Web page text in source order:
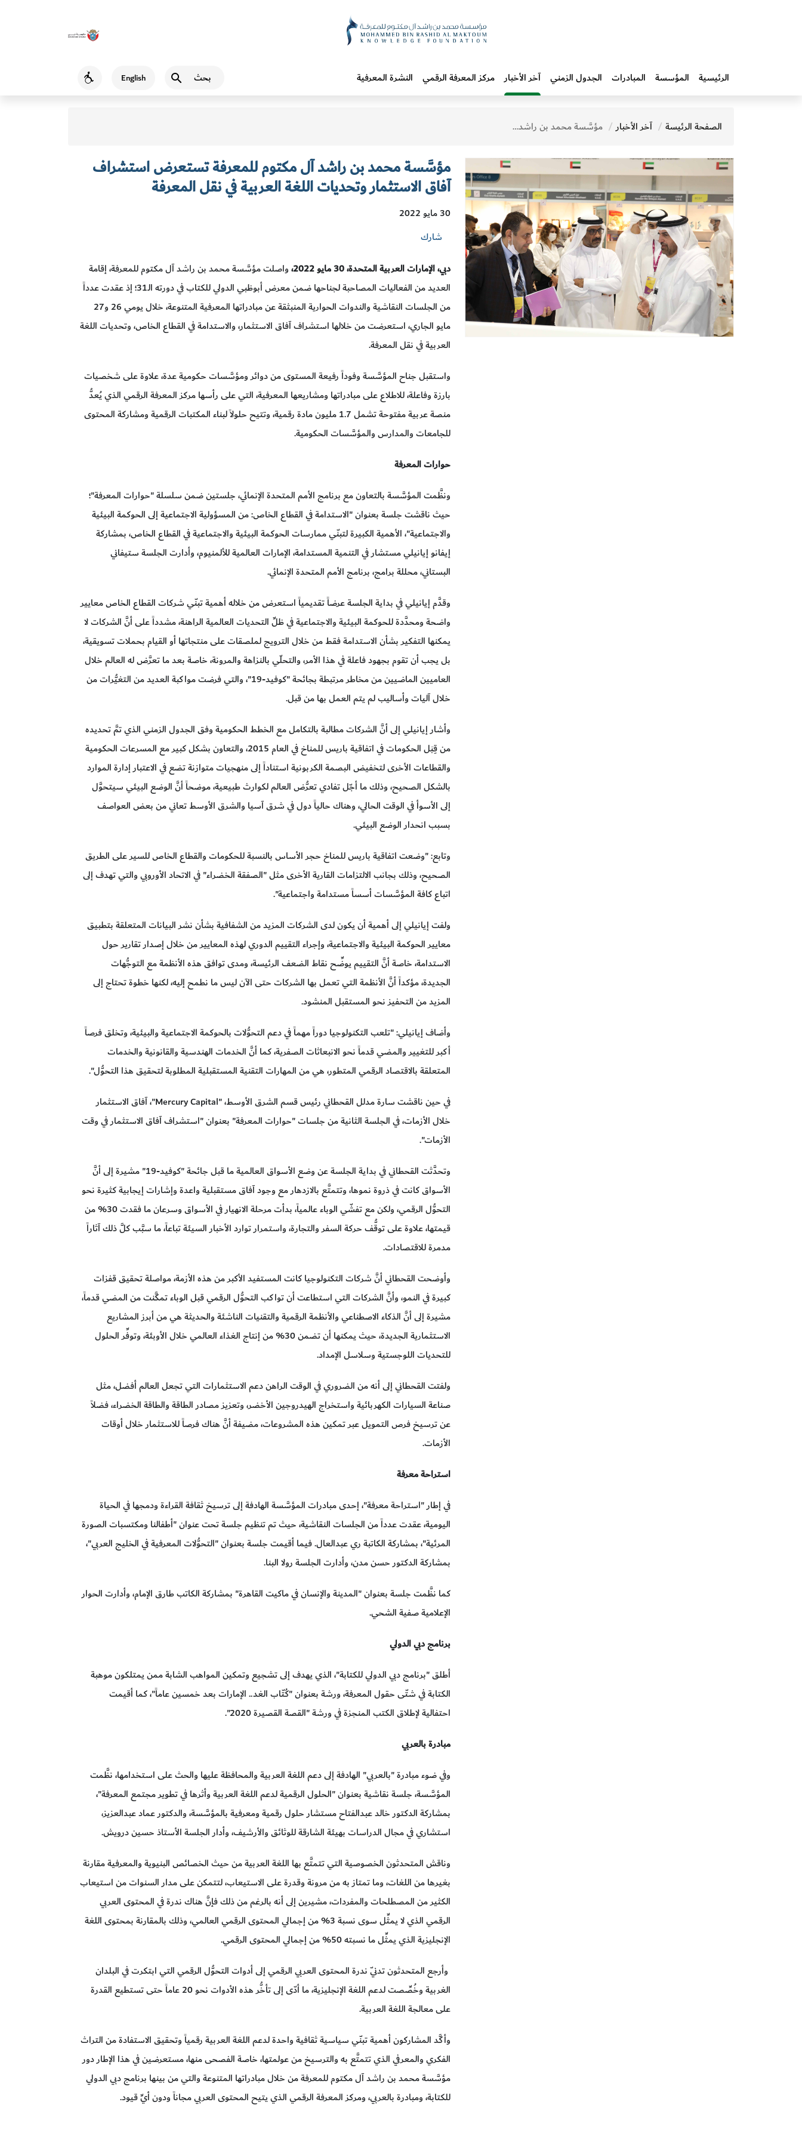
English
Accessibility الرئيسية المؤسسة المبادرات‎ الجدول الزمني آخر الأخبار مركز المعرفة الرقمي النشرة المعرفية
الصفحة الرئيسة آخر الأخبار مؤسَّسة محمد بن راشد آل مكتوم للمعرفة تستعرض استشراف آفاق الاستثمار وتحديات اللغة العربية في نقل المعرفة
مؤسَّسة محمد بن راشد آل مكتوم للمعرفة تستعرض استشراف
آفاق الاستثمار وتحديات اللغة العربية في نقل المعرفة
30 مايو 2022
شارك
دبي،الإمارات العربية المتحدة، 30 مايو 2022،
واصلت مؤسَّسة محمد بن راشد آل مكتوم للمعرفة، إقامة
العديد من الفعاليات المصاحبة لجناحها ضمن معرض أبوظبي الدولي للكتاب في دورته الـ31؛ إذ عقدت عدداً
من الجلسات النقاشية والندوات الحوارية المنبثقة عن مبادراتها المعرفية المتنوعة، خلال يومي 26 و27
مايو الجاري، استعرضت من خلالها استشراف آفاق الاستثمار، والاستدامة في القطاع الخاص، وتحديات اللغة
العربية في نقل المعرفة.
واستقبل جناح المؤسَّسة وفوداً رفيعة المستوى من دوائر ومؤسَّسات حكومية عدة، علاوة على شخصيات
بارزة وفاعلة، للاطلاع على مبادراتها ومشاريعها المعرفية، التي على رأسها مركز المعرفة الرقمي الذي يُعدُّ
منصة عربية مفتوحة تشمل 1.7 مليون مادة رقمية، وتتيح حلولاً لبناء المكتبات الرقمية ومشاركة المحتوى
للجامعات والمدارس والمؤسَّسات الحكومية.
حوارات المعرفة
ونظَّمت المؤسَّسة بالتعاون مع برنامج الأمم المتحدة الإنمائي، جلستين ضمن سلسلة "حوارات المعرفة"؛
حيث ناقشت جلسة بعنوان "الاستدامة في القطاع الخاص: من المسؤولية الاجتماعية إلى الحوكمة البيئية
والاجتماعية"، الأهمية الكبيرة لتبنّي ممارسات الحوكمة البيئية والاجتماعية في القطاع الخاص، بمشاركة
إيفانو إيانيلي مستشار في التنمية المستدامة، الإمارات العالمية للألمنيوم، وأدارت الجلسة ستيفاني
البستاني، محللة برامج، برنامج الأمم المتحدة الإنمائي.
وقدَّم إيانيلي في بداية الجلسة عرضاً تقديمياً استعرض من خلاله أهمية تبنّي شركات القطاع الخاص معايير
واضحة ومحدَّدة للحوكمة البيئية والاجتماعية في ظلِّ التحديات العالمية الراهنة، مشدداً على أنَّ الشركات لا
يمكنها التفكير بشأن الاستدامة فقط من خلال الترويج لملصقات على منتجاتها أو القيام بحملات تسويقية،
بل يجب أن تقوم بجهود فاعلة في هذا الأمر، والتحلّي بالنزاهة والمرونة، خاصة بعد ما تعرَّض له العالم خلال
العاميين الماضيين من مخاطر مرتبطة بجائحة "كوفيد-19"، والتي فرضت مواكبة العديد من التغيُّرات من
خلال آليات وأساليب لم يتم العمل بها من قبل.
وأشار إيانيلي إلى أنَّ الشركات مطالبة بالتكامل مع الخطط الحكومية وفق الجدول الزمني الذي تمَّ تحديده
من قِبَل الحكومات في اتفاقية باريس للمناخ في العام 2015، والتعاون بشكل كبير مع المسرعات الحكومية
والقطاعات الأخرى لتخفيض البصمة الكربونية استناداً إلى منهجيات متوازنة تضع في الاعتبار إدارة الموارد
بالشكل الصحيح، وذلك ما أجّل تفادي تعرُّض العالم لكوارث طبيعية، موضحاً أنَّ الوضع البيئي سيتحوَّل
إلى الأسوأ في الوقت الحالي، وهناك حالياً دول في شرق آسيا والشرق الأوسط تعاني من بعض العواصف
بسبب انحدار الوضع البيئي.
وتابع: "وضعت اتفاقية باريس للمناخ حجر الأساس بالنسبة للحكومات والقطاع الخاص للسير على الطريق
الصحيح، وذلك بجانب الالتزامات القارية الأخرى مثل "الصفقة الخضراء" في الاتحاد الأوروبي والتي تهدف إلى
اتباع كافة المؤسَّسات أسساً مستدامة واجتماعية".
ولفت إيانيلي إلى أهمية أن يكون لدى الشركات المزيد من الشفافية بشأن نشر البيانات المتعلقة بتطبيق
معايير الحوكمة البيئية والاجتماعية، وإجراء التقييم الدوري لهذه المعايير من خلال إصدار تقارير حول
الاستدامة، خاصة أنَّ التقييم يوضِّح نقاط الضعف الرئيسة، ومدى توافق هذه الأنظمة مع التوجُّهات
الجديدة، مؤكداً أنَّ الأنظمة التي تعمل بها الشركات حتى الآن ليس ما نطمح إليه، لكنها خطوة تحتاج إلى
المزيد من التحفيز نحو المستقبل المنشود.
وأضاف إيانيلي: "تلعب التكنولوجيا دوراً مهماً في دعم التحوُّلات بالحوكمة الاجتماعية والبيئية، وتخلق فرصاً
أكبر للتغيير والمضي قدماً نحو الانبعاثات الصفرية، كما أنَّ الخدمات الهندسية والقانونية والخدمات
المتعلقة بالاقتصاد الرقمي المتطور، هي من المهارات التقنية المستقبلية المطلوبة لتحقيق هذا التحوُّل".
في حين ناقشت سارة مدلل القحطاني رئيس قسم الشرق الأوسط، "Mercury Capital"، آفاق الاستثمار
خلال الأزمات، في الجلسة الثانية من جلسات "حوارات المعرفة" بعنوان "استشراف آفاق الاستثمار في وقت
الأزمات".
وتحدَّثت القحطاني في بداية الجلسة عن وضع الأسواق العالمية ما قبل جائحة "كوفيد-19" مشيرة إلى أنَّ
الأسواق كانت في ذروة نموها، وتتمتَّع بالازدهار مع وجود آفاق مستقبلية واعدة وإشارات إيجابية كثيرة نحو
التحوُّل الرقمي، ولكن مع تفشّي الوباء عالمياً، بدأت مرحلة الانهيار في الأسواق وسرعان ما فقدت 30% من
قيمتها، علاوة على توقُّف حركة السفر والتجارة، واستمرار توارد الأخبار السيئة تباعاً، ما سبَّب كلَّ ذلك آثاراً
مدمرة للاقتصادات.
وأوضحت القحطاني أنَّ شركات التكنولوجيا كانت المستفيد الأكبر من هذه الأزمة، مواصلة تحقيق قفزات
كبيرة في النمو، وأنَّ الشركات التي استطاعت أن تواكب التحوُّل الرقمي قبل الوباء تمكَّنت من المضي قدماً،
مشيرة إلى أنَّ الذكاء الاصطناعي والأنظمة الرقمية والتقنيات الناشئة والحديثة هي من أبرز المشاريع
الاستثمارية الجديدة، حيث يمكنها أن تضمن 30% من إنتاج الغذاء العالمي خلال الأوبئة، وتوفِّر الحلول
للتحديات اللوجستية وسلاسل الإمداد.
ولفتت القحطاني إلى أنه من الضروري في الوقت الراهن دعم الاستثمارات التي تجعل العالم أفضل، مثل
صناعة السيارات الكهربائية واستخراج الهيدروجين الأخضر، وتعزيز مصادر الطاقة والطاقة الخضراء، فضلاً
عن ترسيخ فرص التمويل عبر تمكين هذه المشروعات، مضيفة أنَّ هناك فرصاً للاستثمار خلال أوقات
الأزمات.
استراحة معرفة
في إطار "استراحة معرفة"، إحدى مبادرات المؤسَّسة الهادفة إلى ترسيخ ثقافة القراءة ودمجها في الحياة
اليومية، عقدت عدداً من الجلسات النقاشية، حيث تم تنظيم جلسة تحت عنوان "أطفالنا ومكتسبات الصورة
المرئية"، بمشاركة الكاتبة ري عبدالعال. فيما أقيمت جلسة بعنوان "التحوُّلات المعرفية في الخليج العربي"،
بمشاركة الدكتور حسن مدن، وأدارت الجلسة رولا البنا.
كما نظَّمت جلسة بعنوان "المدينة والإنسان في ماكيت القاهرة" بمشاركة الكاتب طارق الإمام، وأدارت الحوار
الإعلامية صفية الشحي.
برنامج دبي الدولي
أطلق "برنامج دبي الدولي للكتابة"، الذي يهدف إلى تشجيع وتمكين المواهب الشابة ممن يمتلكون موهبة
الكتابة في شتّى حقول المعرفة، ورشة بعنوان "كُتّاب الغد.. الإمارات بعد خمسين عاماً"، كما أقيمت
احتفالية لإطلاق الكتب المنجزة في ورشة "القصة القصيرة 2020".
مبادرة بالعربي
وفي ضوء مبادرة "بالعربي" الهادفة إلى دعم اللغة العربية والمحافظة عليها والحث على استخدامها، نظَّمت
المؤسَّسة، جلسة نقاشية بعنوان "الحلول الرقمية لدعم اللغة العربية وأثرها في تطوير مجتمع المعرفة"،
بمشاركة الدكتور خالد عبدالفتاح مستشار حلول رقمية ومعرفية بالمؤسَّسة، والدكتور عماد عبدالعزيز،
استشاري في مجال الدراسات بهيئة الشارقة للوثائق والأرشيف، وأدار الجلسة الأستاذ حسين درويش.
وناقش المتحدثون الخصوصية التي تتمتَّع بها اللغة العربية من حيث الخصائص البنيوية والمعرفية مقارنة
بغيرها من اللغات، وما تمتاز به من مرونة وقدرة على الاستيعاب، لتتمكن على مدار السنوات من استيعاب
الكثير من المصطلحات والمفردات، مشيرين إلى أنه بالرغم من ذلك فإنَّ هناك ندرة في المحتوى العربي
الرقمي الذي لا يمثِّل سوى نسبة 3% من إجمالي المحتوى الرقمي العالمي، وذلك بالمقارنة بمحتوى اللغة
الإنجليزية الذي يمثِّل ما نسبته 50% من إجمالي المحتوى الرقمي.
وأرجع المتحدثون تدنّي ندرة المحتوى العربي الرقمي إلى أدوات التحوُّل الرقمي التي ابتكرت في البلدان
الغربية وخُصِّصت لدعم اللغة الإنجليزية، ما أدّى إلى تأخُّر هذه الأدوات نحو 20 عاماً حتى تستطيع القدرة
على معالجة اللغة العربية.
وأكَّد المشاركون أهمية تبنّي سياسية ثقافية واحدة لدعم اللغة العربية رقمياً وتحقيق الاستفادة من التراث
الفكري والمعرفي الذي تتمتَّع به والترسيخ من عولمتها، خاصة الفصحى منها، مستعرضين في هذا الإطار دور
مؤسَّسة محمد بن راشد آل مكتوم للمعرفة من خلال مبادراتها المتنوعة والتي من بينها برنامج دبي الدولي
للكتابة، ومبادرة بالعربي، ومركز المعرفة الرقمي الذي يتيح المحتوى العربي مجاناً ودون أيِّ قيود.